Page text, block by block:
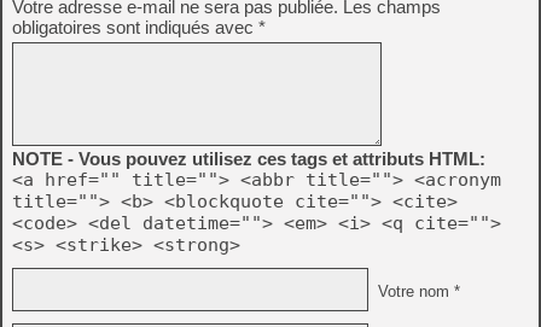
Votre adresse e-mail ne sera pas publiée. Les champs
obligatoires sont indiqués avec *
NOTE - Vous pouvez utilisez ces tags et attributs HTML:
<a href="" title=""> <abbr title=""> <acronym
title=""> <b> <blockquote cite=""> <cite>
<code> <del datetime=""> <em> <i> <q cite="">
<s> <strike> <strong>
Votre nom *